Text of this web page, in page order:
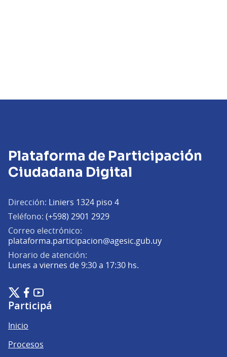
Plataforma de Participación
Ciudadana Digital
Dirección: Liniers 1324 piso 4
Teléfono: (+598) 2901 2929
Correo electrónico:
plataforma.participacion@agesic.gub.uy(Abrir en una
Horario de atención:
Lunes a viernes de 9:30 a 17:30 hs.
Plataforma de Participación Ciudadana Digital en X
(Enlace externo)
Plataforma de Participación Ciudadana Digital en Facebook
(Enlace externo)
Plataforma de Participación Ciudadana Digital en
(Enlace externo)
Participá
Inicio
Procesos